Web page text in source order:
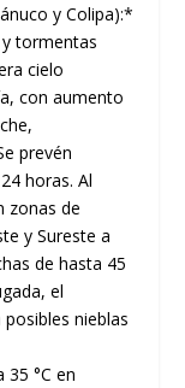
y Colipa):*
tormentas
cielo
con aumento
prevén
horas. Al
zonas de
y Sureste a
de hasta 45
el
nieblas
35 °C en